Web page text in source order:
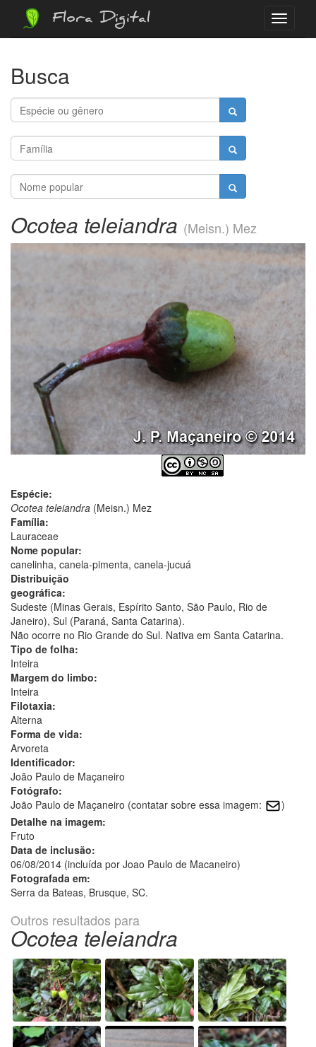
Menu
Flora Digital
Busca
Ocotea teleiandra (Meisn.) Mez
Espécie:
Ocotea teleiandra (Meisn.) Mez
Família:
Lauraceae
Nome popular:
canelinha, canela-pimenta, canela-jucuá
Distribuição
geográfica:
Sudeste (Minas Gerais, Espírito Santo, São Paulo, Rio de
Janeiro), Sul (Paraná, Santa Catarina).
Não ocorre no Rio Grande do Sul. Nativa em Santa Catarina.
Tipo de folha:
Inteira
Margem do limbo:
Inteira
Filotaxia:
Alterna
Forma de vida:
Arvoreta
Identificador:
João Paulo de Maçaneiro
Fotógrafo:
João Paulo de Maçaneiro (contatar sobre essa imagem:
)
Detalhe na imagem:
Fruto
Data de inclusão:
06/08/2014 (incluída por Joao Paulo de Macaneiro)
Fotografada em:
Serra da Bateas, Brusque, SC.
Outros resultados para
Ocotea teleiandra